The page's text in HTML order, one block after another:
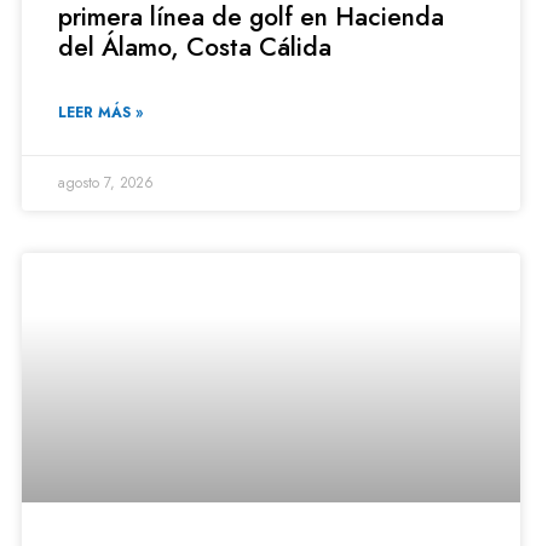
primera línea de golf en Hacienda
del Álamo, Costa Cálida
LEER MÁS »
agosto 7, 2026